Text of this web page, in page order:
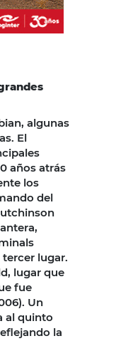
algunas
El
años atrás
los
del
lugar.
lugar que
fue
Un
al quinto
la